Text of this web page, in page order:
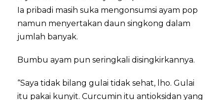
Ia pribadi masih suka mengonsumsi ayam pop
namun menyertakan daun singkong dalam
jumlah banyak.
Bumbu ayam pun seringkali disingkirkannya.
“Saya tidak bilang gulai tidak sehat, lho. Gulai
itu pakai kunyit. Curcumin itu antioksidan yang